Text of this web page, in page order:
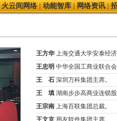
火云间网络|动能智库|网络资讯|
王方华 上海交通大学安泰经
王忠明 中华全国工商业联合
王 石 深圳万科集团主席。
王 填 湖南步步高商业连锁
王宗南 上海百联集团总裁。
王文京 用友软件集团主席。